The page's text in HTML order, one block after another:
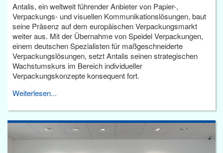
Antalis, ein weltweit führender Anbieter von Papier-,
Verpackungs- und visuellen Kommunikationslösungen, baut
seine Präsenz auf dem europäischen Verpackungsmarkt
weiter aus. Mit der Übernahme von Speidel Verpackungen,
einem deutschen Spezialisten für maßgeschneiderte
Verpackungslösungen, setzt Antalis seinen strategischen
Wachstumskurs im Bereich individueller
Verpackungskonzepte konsequent fort.
Weiterlesen...